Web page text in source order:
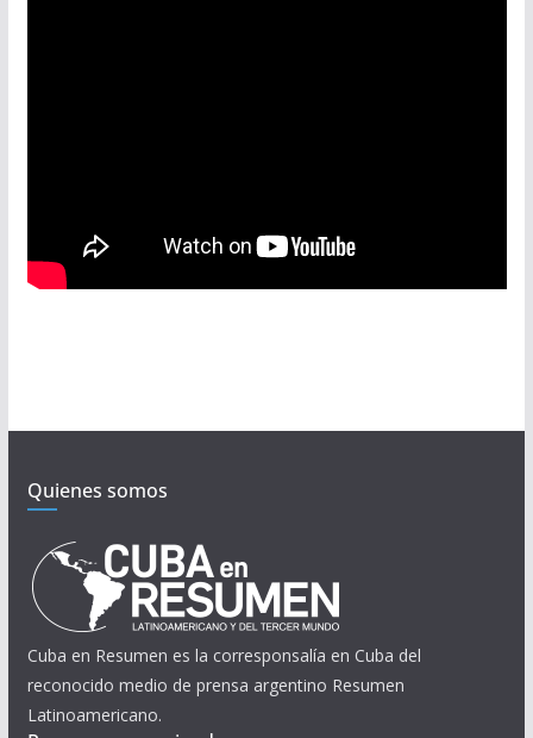
Quienes somos
Cuba en Resumen es la corresponsalía en Cuba del
reconocido medio de prensa argentino Resumen
Latinoamericano.